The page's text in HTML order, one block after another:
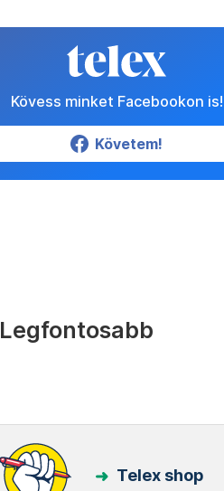
Kövess minket Facebookon is!
Követem!
Legfontosabb
Telex shop